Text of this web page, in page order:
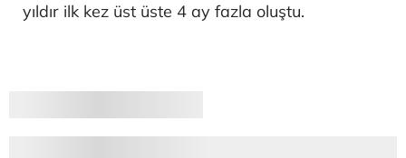
yıldır ilk kez üst üste 4 ay fazla oluştu.